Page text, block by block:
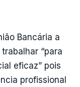
Bancária a
“para
eficaz” pois
profissional